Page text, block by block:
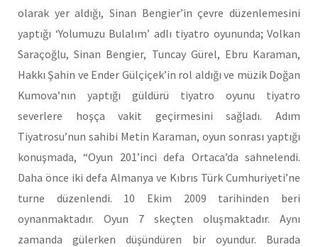
olarak yer aldığı, Sinan Bengier’in çevre düzenlemesini
yaptığı ‘Yolumuzu Bulalım’ adlı tiyatro oyununda; Volkan
Saraçoğlu, Sinan Bengier, Tuncay Gürel, Ebru Karaman,
Hakkı Şahin ve Ender Gülçiçek’in rol aldığı ve müzik Doğan
Kumova’nın yaptığı güldürü tiyatro oyunu tiyatro
severlere hoşça vakit geçirmesini sağladı. Adım
Tiyatrosu’nun sahibi Metin Karaman, oyun sonrası yaptığı
konuşmada, “Oyun 201’inci defa Ortaca’da sahnelendi.
Daha önce iki defa Almanya ve Kıbrıs Türk Cumhuriyeti’ne
turne düzenlendi. 10 Ekim 2009 tarihinden beri
oynanmaktadır. Oyun 7 skeçten oluşmaktadır. Aynı
zamanda gülerken düşündüren bir oyundur. Burada